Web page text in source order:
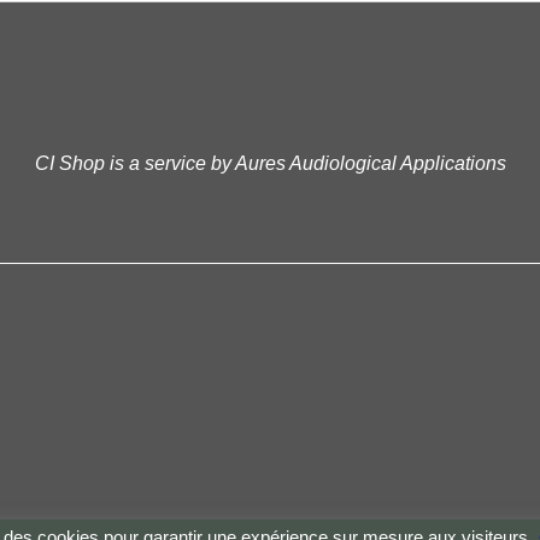
CI Shop is a service by Aures Audiological Applications